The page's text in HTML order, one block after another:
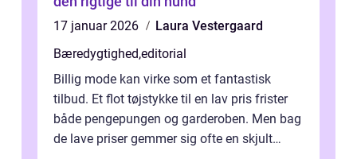
17 januar 2026
Laura Vestergaard
Bæredygtighed,editorial
Billig mode kan virke som et fantastisk
tilbud. Et flot tøjstykke til en lav pris frister
både pengepungen og garderoben. Men bag
de lave priser gemmer sig ofte en skjult